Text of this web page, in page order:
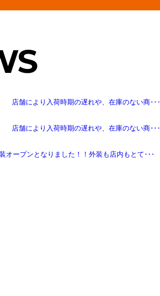
舗により入荷時期の遅れや、在庫のない商･･･
舗により入荷時期の遅れや、在庫のない商･･･
プンとなりました！！外装も店内もとて･･･